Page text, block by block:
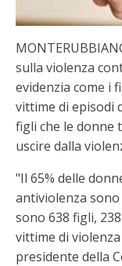
sulla violenza
evidenzia come i
vittime di episodi
figli che le donne
uscire dalla
"Il 65% delle
antiviolenza sono
sono 638 figli,
vittime di
presidente della